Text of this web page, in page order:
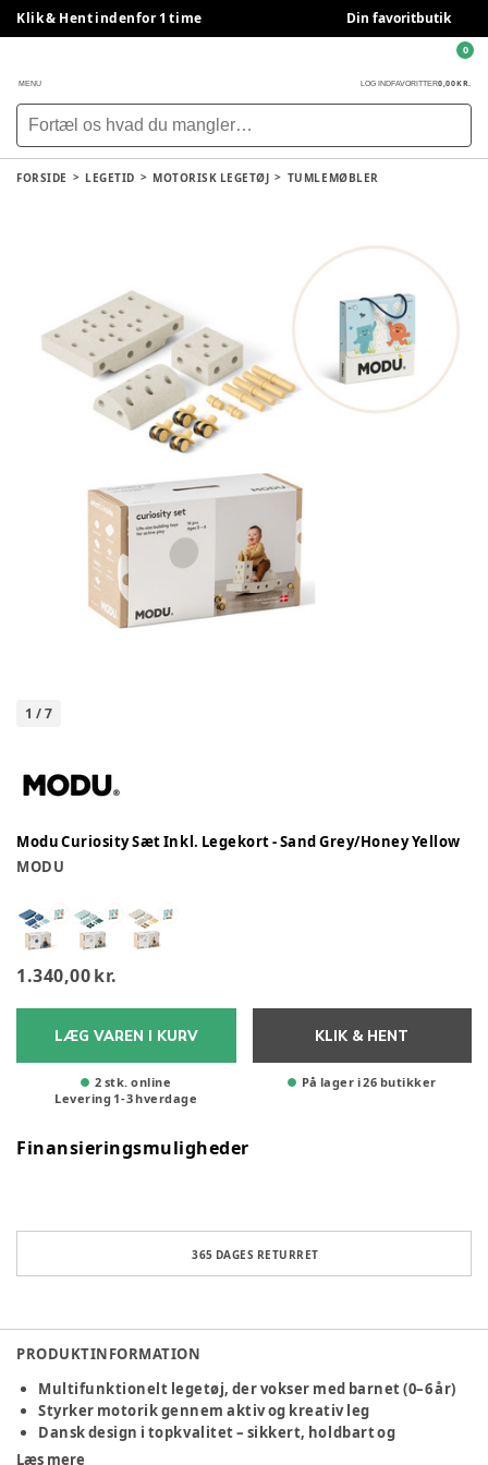
Klik & Hent indenfor 1 time Din favoritbutik
MENU LOG INDFAVORITTER0,00 KR.
0
FORSIDE LEGETID MOTORISK LEGETØJ TUMLEMØBLER
1 /7
Modu Curiosity Sæt Inkl. Legekort - Sand Grey/Honey Yellow
MODU
1.340,00 kr.
LÆG VAREN I KURV
2 stk. online
Levering 1-3hverdage
KLIK & HENT
På lager i 26 butikker
Finansieringsmuligheder
365 DAGES RETURRET
PRODUKTINFORMATION
Multifunktionelt legetøj, der vokser med barnet (0–6 år)
Styrker motorik gennem aktiv og kreativ leg
Dansk design i topkvalitet – sikkert, holdbart og
prisvindende
Læs mere